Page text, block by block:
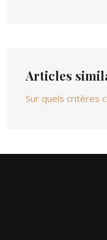
Articles
Sur quels critères